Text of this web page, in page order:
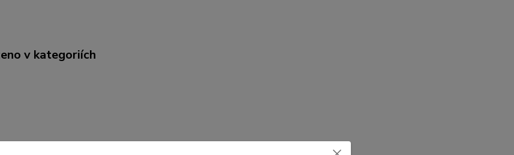
v kategoriích